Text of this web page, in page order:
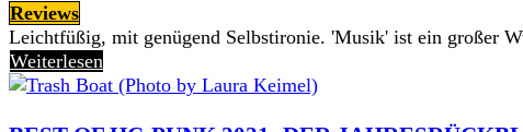
Reviews
Leichtfüßig, mit genügend Selbstironie. 'Musik' ist ein großer
Weiterlesen